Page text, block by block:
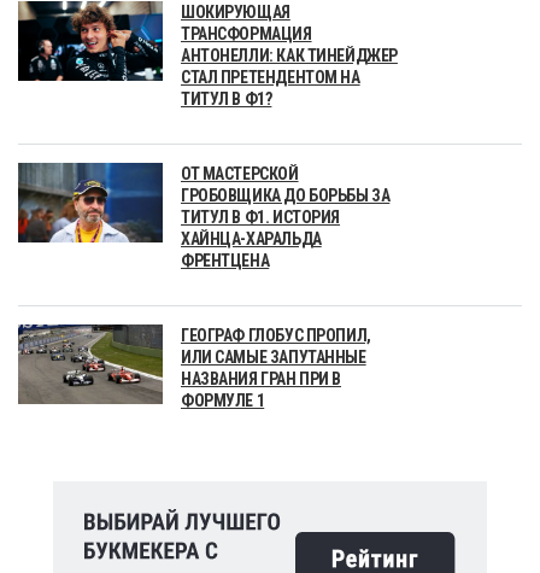
ШОКИРУЮЩАЯ
ТРАНСФОРМАЦИЯ
АНТОНЕЛЛИ: КАК ТИНЕЙДЖЕР
СТАЛ ПРЕТЕНДЕНТОМ НА
ТИТУЛ В Ф1?
ОТ МАСТЕРСКОЙ
ГРОБОВЩИКА ДО БОРЬБЫ ЗА
ТИТУЛ В Ф1. ИСТОРИЯ
ХАЙНЦА-ХАРАЛЬДА
ФРЕНТЦЕНА
ГЕОГРАФ ГЛОБУС ПРОПИЛ,
ИЛИ САМЫЕ ЗАПУТАННЫЕ
НАЗВАНИЯ ГРАН ПРИ В
ФОРМУЛЕ 1